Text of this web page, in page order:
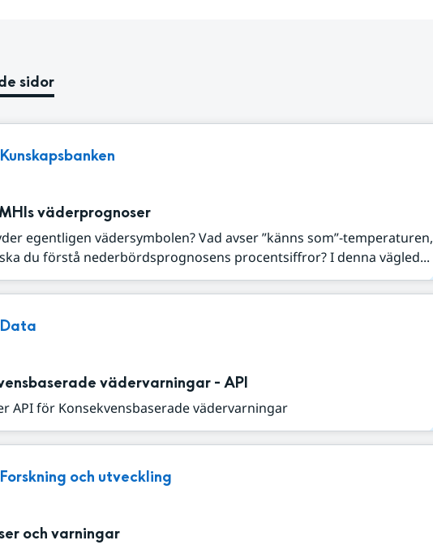
sidor
Kunskapsbanken
väderprognoser
egentligen vädersymbolen? Vad avser ”känns som”-temperaturen,
du förstå nederbördsprognosens procentsiffror? I denna vägled...
Data
vädervarningar - API
API för Konsekvensbaserade vädervarningar
Forskning och utveckling
och varningar